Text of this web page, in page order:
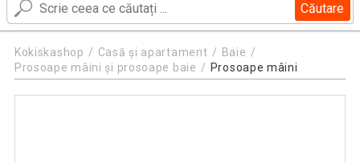
Căutare
Kokiskashop Casă și apartament
Baie
Prosoape mâini și prosoape baie
Prosoape mâini